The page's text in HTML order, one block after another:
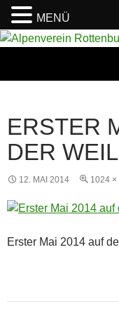
ERSTER
DER
12. MAI 2014 1024 ×
Erster Mai 2014 auf
MENÜ